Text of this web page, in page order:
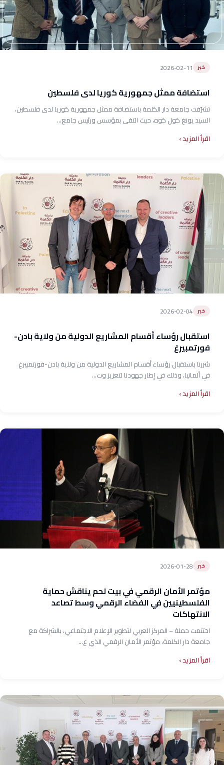
خبر 2026-02-11
استضافة ممثل جمهورية كوريا لدى فلسطين
تشرّفت جامعة دار الكلمة باستضافة ممثل جمهورية كوريا لدى فلسطين،
السيد يونغ كول كوه، حيث التقى بمؤسس ورئيس جامع...
اقرأ المزيد
خبر 2026-02-04
استقبال رؤساء أقسام المشاريع الدولية من ولاية بادن-
فورتمبيرغ
سُررنا باستقبال رؤساء أقسام المشاريع الدولية من ولاية بادن-فورتمبيرغ
في ألمانيا، وذلك في إطار جهودنا لتعزيز وت...
اقرأ المزيد
خبر 2026-01-28
مؤتمر الأمان الرقمي في بيت لحم يناقش حماية
الفلسطينيين في الفضاء الرقمي وسط تصاعد
الانتهاكات
اختتمت حملة – المركز العربي لتطوير الإعلام الاجتماعي، بالشراكة مع
جامعة دار الكلمة، مؤتمر الأمان الرقمي الذي ع...
اقرأ المزيد